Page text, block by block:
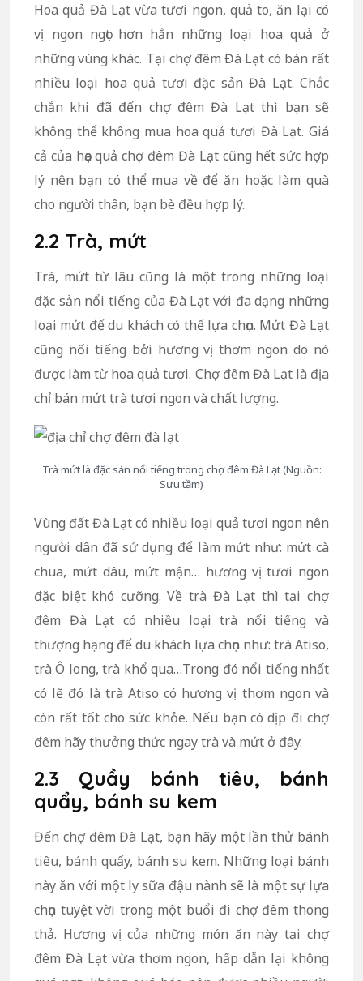
Hoa quả Đà Lạt vừa tươi ngon, quả to, ăn lại có
vị ngon ngọt hơn hẳn những loại hoa quả ở
những vùng khác. Tại chợ đêm Đà Lạt có bán rất
nhiều loại hoa quả tươi đặc sản Đà Lạt. Chắc
chắn khi đã đến chợ đêm Đà Lạt thì bạn sẽ
không thể không mua hoa quả tươi Đà Lạt. Giá
cả của họa quả chợ đêm Đà Lạt cũng hết sức hợp
lý nên bạn có thể mua về để ăn hoặc làm quà
cho người thân, bạn bè đều hợp lý.
2.2 Trà, mứt
Trà, mứt từ lâu cũng là một trong những loại
đặc sản nổi tiếng của Đà Lạt với đa dạng những
loại mứt để du khách có thể lựa chọn. Mứt Đà Lạt
cũng nối tiếng bởi hương vị thơm ngon do nó
được làm từ hoa quả tươi. Chợ đêm Đà Lạt là địa
chỉ bán mứt trà tươi ngon và chất lượng.
Trà mứt là đặc sản nổi tiếng trong chợ đêm Đà Lạt (Nguồn:
Sưu tầm)
Vùng đất Đà Lạt có nhiều loại quả tươi ngon nên
người dân đã sử dụng để làm mứt như: mứt cà
chua, mứt dâu, mứt mận… hương vị tươi ngon
đặc biệt khó cưỡng. Về trà Đà Lạt thì tại chợ
đêm Đà Lạt có nhiều loại trà nổi tiếng và
thượng hạng để du khách lựa chọn như: trà Atiso,
trà Ô long, trà khổ qua…Trong đó nổi tiếng nhất
có lẽ đó là trà Atiso có hương vị thơm ngon và
còn rất tốt cho sức khỏe. Nếu bạn có dịp đi chợ
đêm hãy thưởng thức ngay trà và mứt ở đây.
2.3 Quầy bánh tiêu, bánh
quẩy, bánh su kem
Đến chợ đêm Đà Lạt, bạn hãy một lần thử bánh
tiêu, bánh quẩy, bánh su kem. Những loại bánh
này ăn với một ly sữa đậu nành sẽ là một sự lựa
chọn tuyệt vời trong một buổi đi chợ đêm thong
thả. Hương vị của những món ăn này tại chợ
đêm Đà Lạt vừa thơm ngon, hấp dẫn lại không